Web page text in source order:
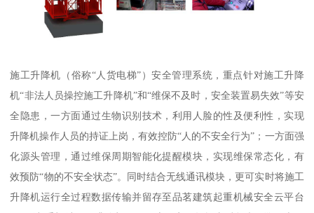
施工升降机（俗称“人货电梯”）安全管理系统，重点针对施工升降
机“非法人员操控施工升降机”和“维保不及时，安全装置易失效”等安
全隐患，一方面通过生物识别技术，利用人脸的性及便利性，实现
升降机操作人员的持证上岗，有效控防“人的不安全行为”；一方面强
化源头管理，通过维保周期智能化提醒模块，实现维保常态化，有
效预防“物的不安全状态”。同时结合无线通讯模块，更可实时将施工
升降机运行全过程数据传输并留存至品茗建筑起重机械安全云平台